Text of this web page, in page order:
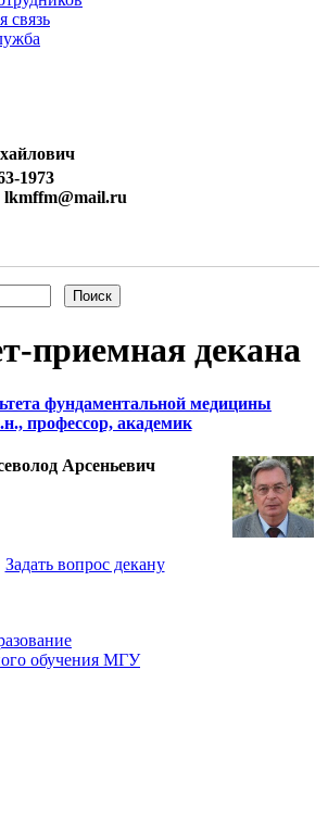
связь
1973
lkmffm@mail.ru
приемная декана
фундаментальной медицины
профессор, академик
Арсеньевич
Задать вопрос декану
обучения МГУ